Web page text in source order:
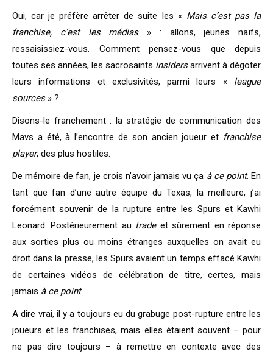
Oui, car je préfère arrêter de suite les « Mais c’est pas la
franchise, c’est les médias» : allons, jeunes naïfs,
ressaisissiez-vous. Comment pensez-vous que depuis
toutes ses années, les sacrosaints insidersarrivent à dégoter
leurs informations et exclusivités, parmi leurs « league
sources» ?
Disons-le franchement : la stratégie de communication des
Mavs a été, à l’encontre de son ancien joueur et franchise
player, des plus hostiles.
De mémoire de fan, je crois n’avoir jamais vu ça à ce point. En
tant que fan d’une autre équipe du Texas, la meilleure, j’ai
forcément souvenir de la rupture entre les Spurs et Kawhi
Leonard. Postérieurement au trade et sûrement en réponse
aux sorties plus ou moins étranges auxquelles on avait eu
droit dans la presse, les Spurs avaient un temps effacé Kawhi
de certaines vidéos de célébration de titre, certes, mais
jamais à ce point.
A dire vrai, il y a toujours eu du grabuge post-rupture entre les
joueurs et les franchises, mais elles étaient souvent – pour
ne pas dire toujours – à remettre en contexte avec des